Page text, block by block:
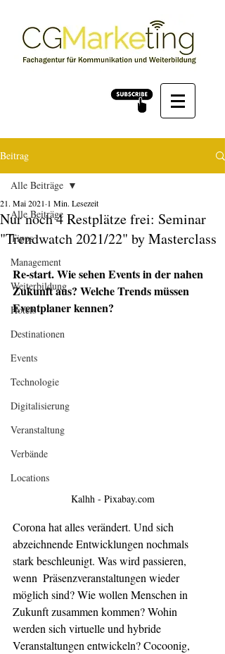
Beitrag
Alle Beiträge
Tipps
Management
Weiterbildung
Hotels
Destinationen
Events
Technologie
Digitalisierung
Veranstaltung
Verbände
Locations
Alle Beiträge
Nur noch 4 Restplätze frei: Seminar
"Trendwatch 2021/22" by Masterclass
21. Mai 2021 1 Min. Lesezeit
Re-start. Wie sehen Events in der nahen
Zukunft aus? Welche Trends müssen
Eventplaner kennen?
Kalhh - Pixabay.com
Corona hat alles verändert. Und sich
abzeichnende Entwicklungen nochmals
stark beschleunigt. Was wird passieren,
wenn  Präsenzveranstaltungen wieder
möglich sind? Wie wollen Menschen in
Zukunft zusammen kommen? Wohin
werden sich virtuelle und hybride
Veranstaltungen entwickeln? Cocoonig,